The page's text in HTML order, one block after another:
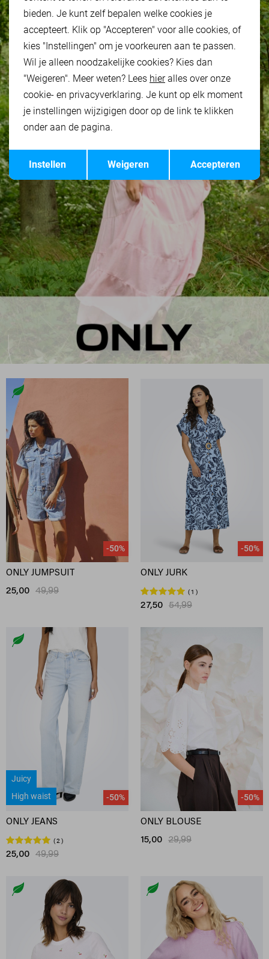
-50%
ONLY JUMPSUIT
25,00 49,99
-50%
ONLY JURK
1
27,50 54,99
Juicy
High waist
-50%
ONLY JEANS
2
25,00 49,99
-50%
ONLY BLOUSE
15,00 29,99
Terug Opslaan
bieden. Je kunt zelf bepalen welke cookies je
accepteert. Klik op "Accepteren" voor alle cookies, of
kies "Instellingen" om je voorkeuren aan te passen.
Wil je alleen noodzakelijke cookies? Kies dan
"Weigeren". Meer weten? Lees hieralles over onze
cookie- en privacyverklaring. Je kunt op elk moment
je instellingen wijzigigen door op de link te klikken
onder aan de pagina.
Accepteren
Weigeren
Instellen